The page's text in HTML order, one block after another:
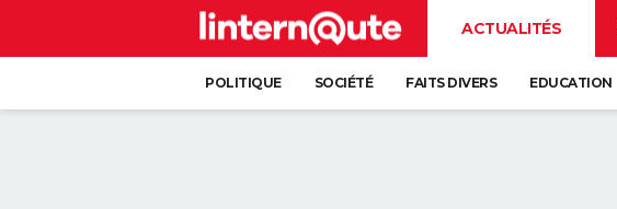
ACTUALITÉS
POLITIQUE SOCIÉTÉ FAITS DIVERS EDUCATION